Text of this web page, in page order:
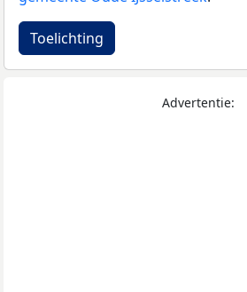
Toelichting
Advertentie: